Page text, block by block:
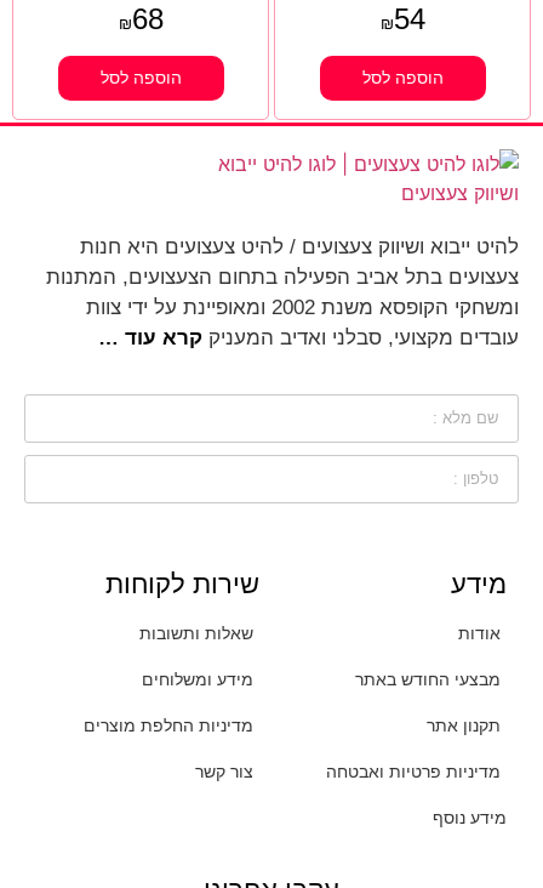
₪54
הוספה לסל
₪68
הוספה לסל
להיט ייבוא ושיווק צעצועים / להיט צעצועים היא חנות
צעצועים בתל אביב הפעילה בתחום הצעצועים, המתנות
ומשחקי הקופסא משנת 2002 ומאופיינת על ידי צוות
עובדים מקצועי, סבלני ואדיב המעניק קרא עוד …
מידע
אודות
מבצעי החודש באתר
תקנון אתר
מדיניות פרטיות ואבטחה
מידע נוסף
שירות לקוחות
שאלות ותשובות
מידע ומשלוחים
מדיניות החלפת מוצרים
צור קשר